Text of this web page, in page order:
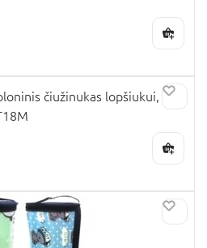
čiužinukas lopšiukui,